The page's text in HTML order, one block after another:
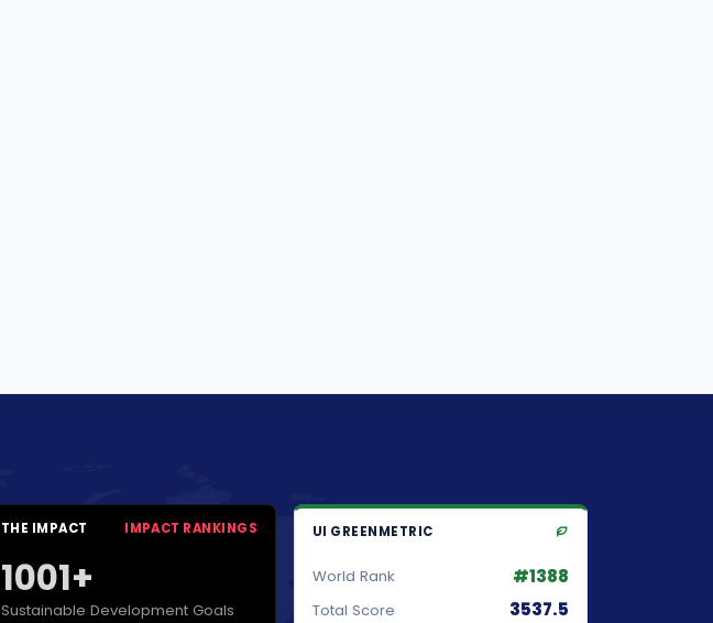
THE IMPACT IMPACT RANKINGS
1001+
Sustainable Development Goals
UI GREENMETRIC
World Rank #1388
Total Score 3537.5